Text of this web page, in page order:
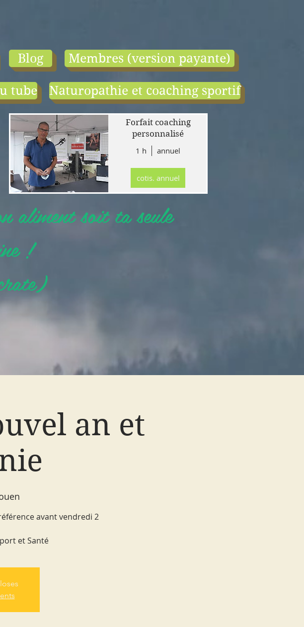
Blog Membres (version payante)
tube Naturopathie et coaching sportif
- le tarif comprend:
1) une visio-
conférence par
mois en salle ou en
ligne.
2) 1 cours en
groupe de condition
physique en ligne
ou en salle par
semaine (sauf juillet
Forfait coaching
personnalisé
1 h
annuel
cotis. annuel
aliment soit ta seule
!
an et
avant vendredi 2
et Santé